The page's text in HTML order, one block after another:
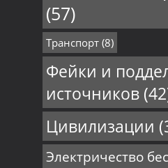
(57)
Транспорт(8)
Фейки и
источников
Цивилизации
Электричество